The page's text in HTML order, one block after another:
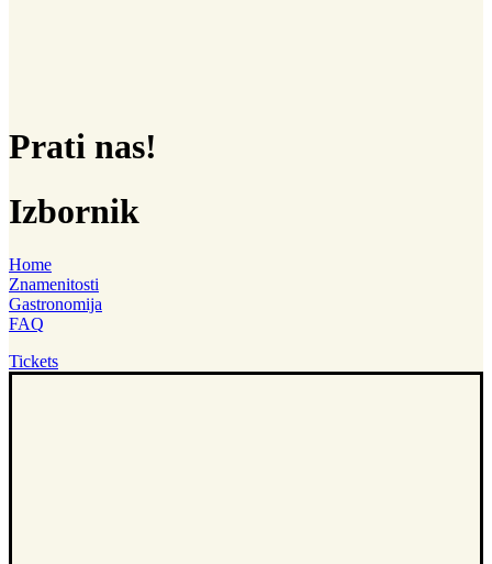
Prati nas!
Izbornik
Home
Znamenitosti
Gastronomija
FAQ
Tickets